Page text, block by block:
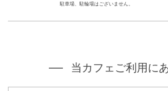
駐車場、駐輪場はございません。
当カフェご利用に